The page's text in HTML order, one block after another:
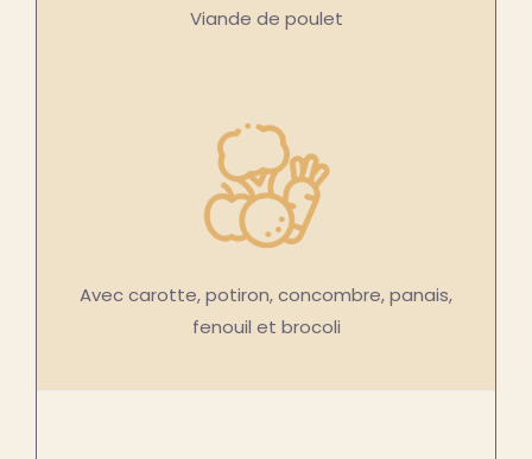
Viande de poulet
Avec carotte, potiron, concombre, panais,
fenouil et brocoli